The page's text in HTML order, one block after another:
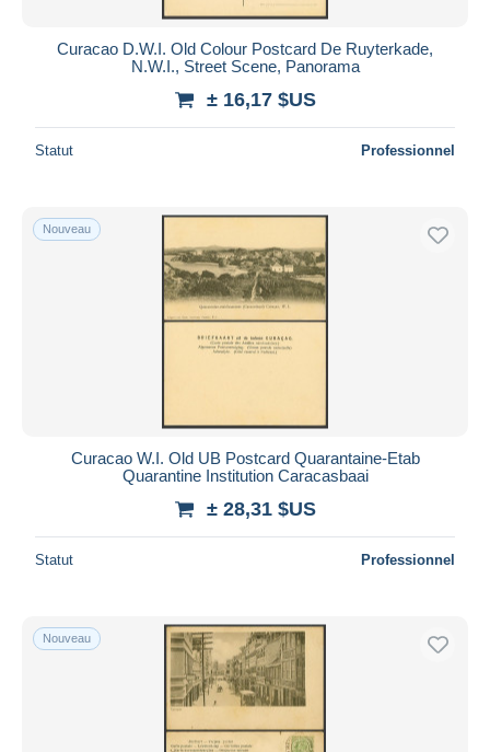
Curacao D.W.I. Old Colour Postcard De Ruyterkade,
N.W.I., Street Scene, Panorama
± 16,17 $US
Statut Professionnel
Nouveau
Curacao W.I. Old UB Postcard Quarantaine-Etab
Quarantine Institution Caracasbaai
± 28,31 $US
Statut Professionnel
Nouveau